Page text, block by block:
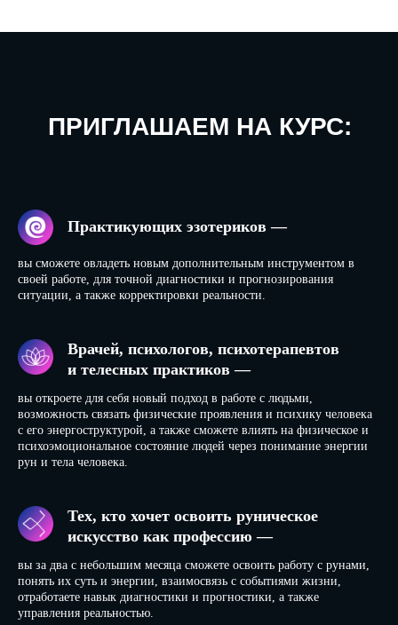
ПРИГЛАШАЕМ НА КУРС:
Практикующих эзотериков —
вы сможете овладеть новым дополнительным инструментом в
своей работе, для точной диагностики и прогнозирования
ситуации, а также корректировки реальности.
Врачей, психологов, психотерапевтов
и телесных практиков —
вы откроете для себя новый подход в работе с людьми,
возможность связать физические проявления и психику человека
с его энергоструктурой, а также сможете влиять на физическое и
психоэмоциональное состояние людей через понимание энергии
рун и тела человека.
Тех, кто хочет освоить руническое
искусство как профессию —
вы за два с небольшим месяца сможете освоить работу с рунами,
понять их суть и энергии, взаимосвязь с событиями жизни,
отработаете навык диагностики и прогностики, а также
управления реальностью.